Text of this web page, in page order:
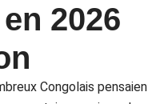
2026
Congolais